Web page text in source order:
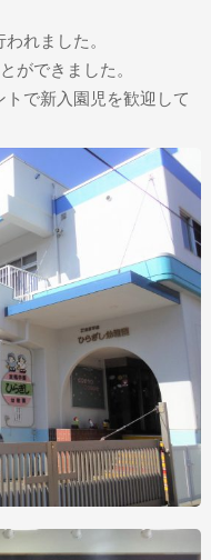
れました。
ができました。
で新入園児を歓迎して